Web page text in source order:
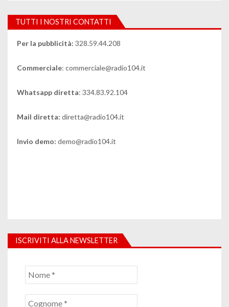
i
c
o
i
TUTTI I NOSTRI CONTATTI
Per la pubblicità: 328.59.44.208
Commerciale: commerciale@radio104.it
Whatsapp diretta: 334.83.92.104
Mail diretta: diretta@radio104.it
Invio demo: demo@radio104.it
ISCRIVITI ALLA NEWSLETTER